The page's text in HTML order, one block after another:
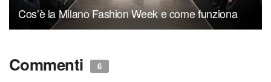
Cos’è la Milano Fashion Week e come funziona
Commenti 6